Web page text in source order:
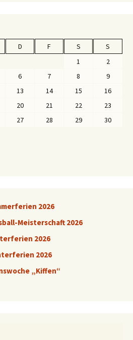
D F S
S
1
2
6 7 8
9
13 14 15
16
20 21 22
23
27 28 29
30
2026
Meisterschaft 2026
2026
2026
„Kiffen“